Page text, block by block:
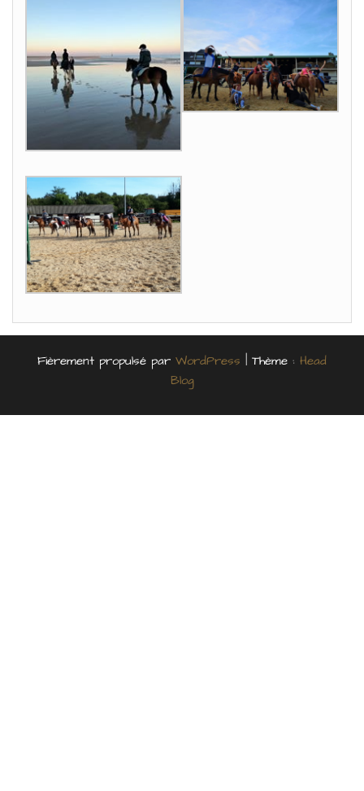
Fièrement propulsé par WordPress | Thème : Head
Blog